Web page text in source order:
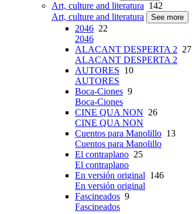
Art, culture and literatura 142
Art, culture and literatura
See more
2046 22
2046
ALACANT DESPERTA 2 27
ALACANT DESPERTA 2
AUTORES 10
AUTORES
Boca-Ciones 9
Boca-Ciones
CINE QUA NON 26
CINE QUA NON
Cuentos para Manolillo 13
Cuentos para Manolillo
El contraplano 25
El contraplano
En versión original 146
En versión original
Fascineados 9
Fascineados